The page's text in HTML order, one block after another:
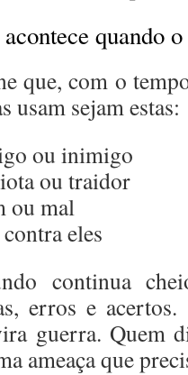
quando
que, com o
usam sejam estas:
ou inimigo
ou traidor
ou mal
eles
continua
erros e
guerra. Quem
ameaça que